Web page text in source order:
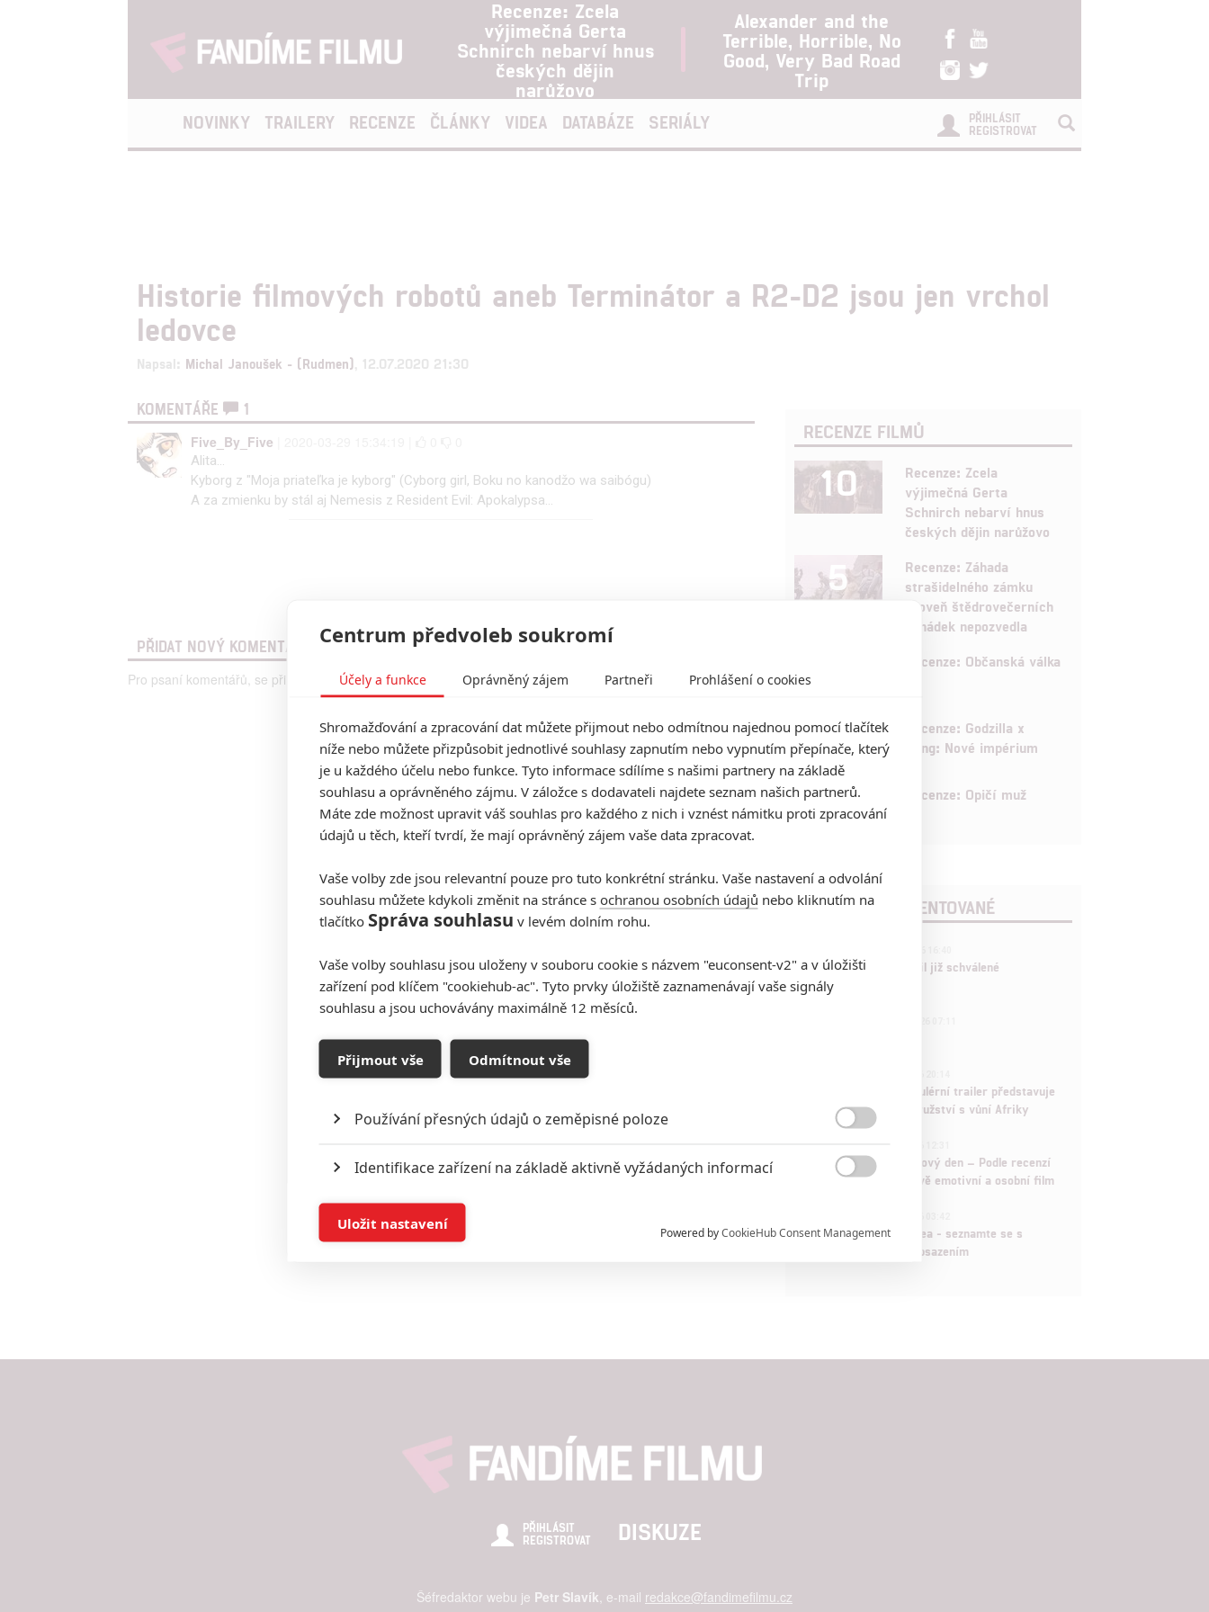
Recenze: Zcela
výjimečná Gerta
Schnirch nebarví hnus
českých dějin
narůžovo
Alexander and the
Terrible, Horrible, No
Good, Very Bad Road
Trip
NOVINKY TRAILERY RECENZE ČLÁNKY VIDEA DATABÁZE SERIÁLY
PŘIHLÁSIT
REGISTROVAT
Historie filmových robotů aneb Terminátor a R2-D2 jsou jen vrchol
ledovce
Napsal: Michal Janoušek - (Rudmen) , 12.07.2020 21:30
KOMENTÁŘE
1
Five_By_Five
Alita...
Kyborg z "Moja priateľka je kyborg" (Cyborg girl, Boku no kanodžo wa saibógu)
A za zmienku by stál aj Nemesis z Resident Evil: Apokalypsa...
PŘIDAT NOVÝ KOMENTÁŘ
Pro psaní komentářů, se přihlašte.
RECENZE FILMŮ
10
Recenze: Zcela
výjimečná Gerta
Schnirch nebarví hnus
českých dějin narůžovo
5
Recenze: Záhada
strašidelného zámku
úroveň štědrovečerních
pohádek nepozvedla
Recenze: Občanská válka
6
Recenze: Godzilla x
Kong: Nové impérium
8 Recenze: Opičí muž
POSLEDNÍ KOMENTOVANÉ
Marvel nečekaně zrušil již schválené
pokračování
Děti krve a kostí: Regulérní trailer představuje
akční fantasy dobrodružství s vůní Afriky
Spider-Man: Zbrusu nový den – Podle recenzí
máme čekat překvapivě emotivní a osobní film
Velké preview: Odyssea - seznamte se s
maximálně nabitým obsazením
PŘIHLÁSIT
REGISTROVAT
DISKUZE
Šéfredaktor webu je Petr Slavík , e-mail redakce@fandimefilmu.cz
Centrum předvoleb soukromí
Účely a funkce Oprávněný zájem Partneři Prohlášení o cookies
Shromažďování a zpracování dat můžete přijmout nebo odmítnou najednou pomocí tlačítek
níže nebo můžete přizpůsobit jednotlivé souhlasy zapnutím nebo vypnutím přepínače, který
je u každého účelu nebo funkce. Tyto informace sdílíme s našimi partnery na základě
souhlasu a oprávněného zájmu. V záložce s dodavateli najdete seznam našich partnerů.
Máte zde možnost upravit váš souhlas pro každého z nich i vznést námitku proti zpracování
údajů u těch, kteří tvrdí, že mají oprávněný zájem vaše data zpracovat.
Vaše volby zde jsou relevantní pouze pro tuto konkrétní stránku. Vaše nastavení a odvolání
souhlasu můžete kdykoli změnit na stránce s ochranou osobních údajů nebo kliknutím na
tlačítko Správa souhlasu v levém dolním rohu.
Vaše volby souhlasu jsou uloženy v souboru cookie s názvem "euconsent-v2" a v úložišti
zařízení pod klíčem "cookiehub-ac". Tyto prvky úložiště zaznamenávají vaše signály
souhlasu a jsou uchovávány maximálně 12 měsíců.
Přijmout vše Odmítnout vše
Používání přesných údajů o zeměpisné poloze
Identifikace zařízení na základě aktivně vyžádaných informací
Ukládání a/nebo přístup k informacím v zařízení

Powered byCookieHub Consent Management
Uložit nastavení